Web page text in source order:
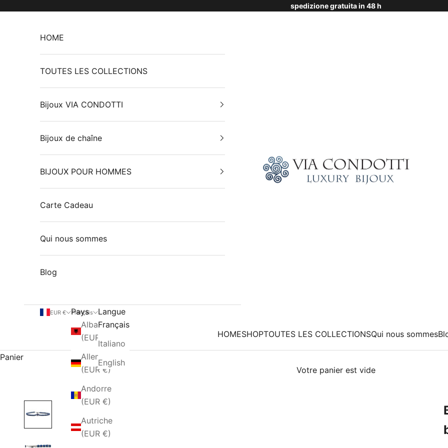
spedizione gratuita in 48 h
Via Condotti Store
HOMESHOPTOUTES LES COLLECTIONSQui nous sommes
HOME
TOUTES LES COLLECTIONS
Bijoux VIA CONDOTTI
Bijoux de chaîne
BIJOUX POUR HOMMES
Carte Cadeau
Qui nous sommes
Blog
EUR €
Pays
Albanie
Allemagne
(EUR €)
Andorre
(EUR €)
Autriche
(EUR €)
Français
Langue
Français
Italiano
English
Panier
Votre panier est vide